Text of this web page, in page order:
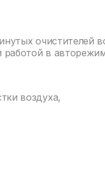
очистителей
работой в
воздуха,